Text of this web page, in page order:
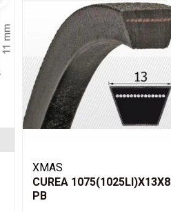
XMAS
CUREA 1075(1025LI)X13X8
PB